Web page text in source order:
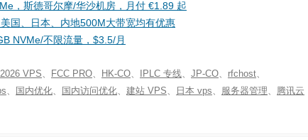
，斯德哥尔摩/华沙机房，月付 €1.89 起
国、日本、内地500M大带宽均有优惠
NVMe/不限流量，$3.5/月
2026 VPS、 FCC PRO、 HK-CO、 IPLC 专线、 JP-CO、 rfchost、
、 国内优化、 国内访问优化、 建站 VPS、 日本 vps、 服务器管理、 腾讯云